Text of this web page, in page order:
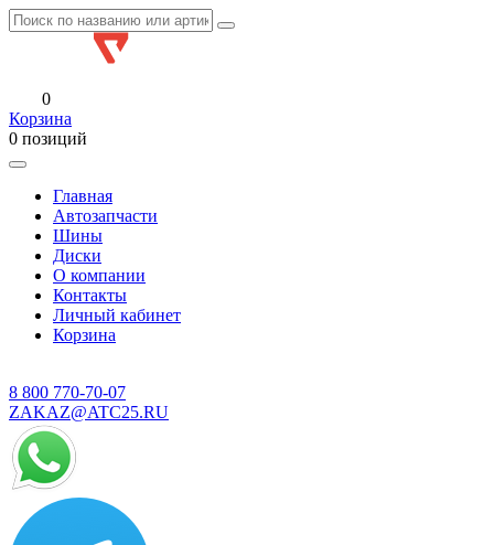
0
Корзина
0 позиций
Главная
Автозапчасти
Шины
Диски
О компании
Контакты
Личный кабинет
Корзина
8 800 770-70-07
ZAKAZ@ATC25.RU